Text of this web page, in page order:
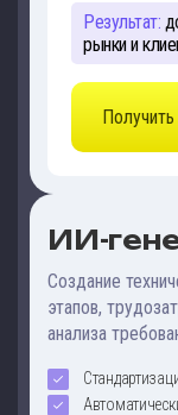
Результат:
рынки и
ИИ-
Создание
этапов,
анализа